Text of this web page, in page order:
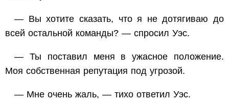
— Вы хотите сказать, что я не дотягиваю до
всей остальной команды? — спросил Уэс.
— Ты поставил меня в ужасное положение.
Моя собственная репутация под угрозой.
— Мне очень жаль, — тихо ответил Уэс.